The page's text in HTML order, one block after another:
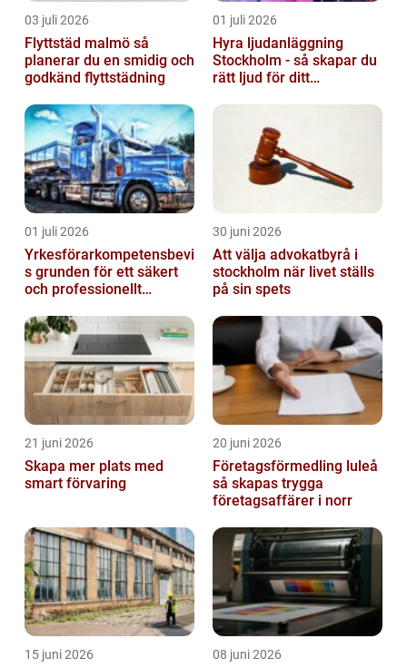
03 juli 2026
Flyttstäd malmö så
planerar du en smidig och
godkänd flyttstädning
01 juli 2026
Hyra ljudanläggning
Stockholm - så skapar du
rätt ljud för ditt
01 juli 2026
Yrkesförarkompetensbevi
s grunden för ett säkert
och professionellt
30 juni 2026
Att välja advokatbyrå i
stockholm när livet ställs
på sin spets
21 juni 2026
Skapa mer plats med
smart förvaring
20 juni 2026
Företagsförmedling luleå
så skapas trygga
företagsaffärer i norr
15 juni 2026 08 juni 2026